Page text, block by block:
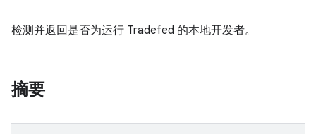
检测并返回是否为运行 Tradefed 的本地开发者。
摘要